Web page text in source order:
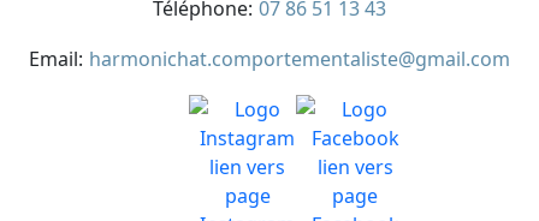
Téléphone: 07 86 51 13 43
Email: harmonichat.comportementaliste@gmail.com